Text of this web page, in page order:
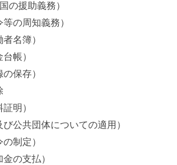
の援助義務）
の周知義務）
名簿）
帳）
保存）
明）
公共団体についての適用）
制定）
の支払）